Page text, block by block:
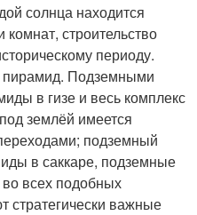
солнца находится
строительство
периоду.
пирамид. Подземными
в гизе и весь комплекс
землёй имеется
подземный
в саккаре, подземные
всех подобных
стратегически важные